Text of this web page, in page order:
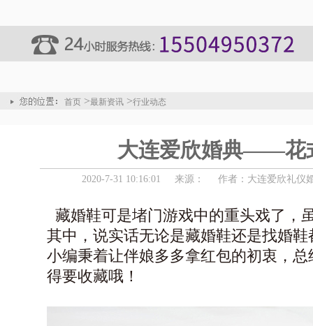
首页 >最新资讯 >行业动态
大连爱欣婚典——花
2020-7-31 10:16:01 来源： 作者：大连爱欣礼仪
藏婚鞋可是堵门游戏中的重头戏了，
其中，说实话无论是藏婚鞋还是找婚
小编秉着让伴娘多多拿红包的初衷，
得要收藏哦！